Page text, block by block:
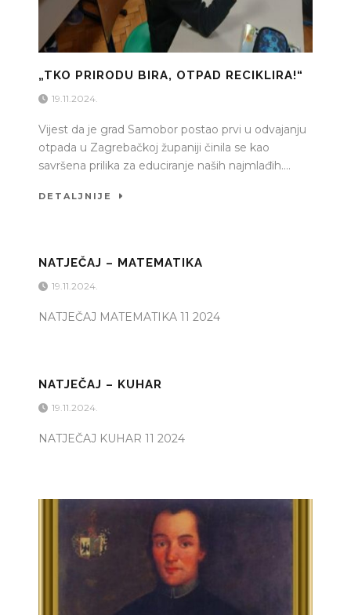
„TKO PRIRODU BIRA, OTPAD RECIKLIRA!“
19.11.2024.
Vijest da je grad Samobor postao prvi u odvajanju
otpada u Zagrebačkoj županiji činila se kao
savršena prilika za educiranje naših najmlađih....
DETALJNIJE
NATJEČAJ – MATEMATIKA
19.11.2024.
NATJEČAJ MATEMATIKA 11 2024
NATJEČAJ – KUHAR
19.11.2024.
NATJEČAJ KUHAR 11 2024